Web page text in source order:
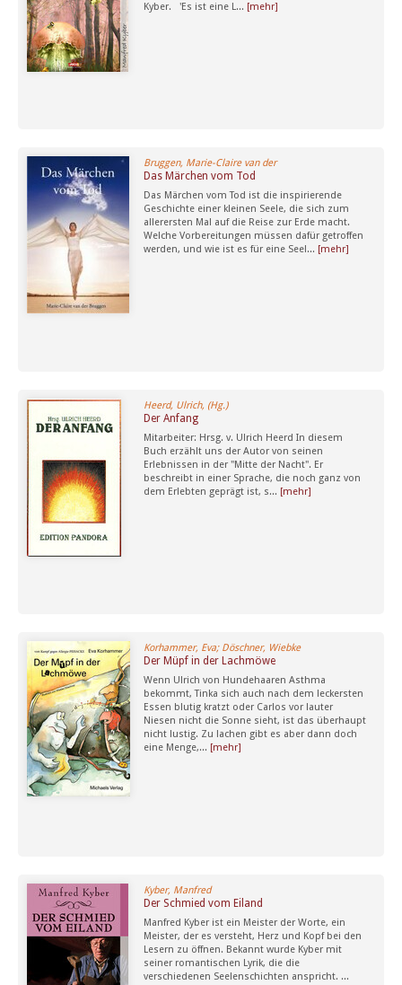
Kyber. 'Es ist eine L... [mehr]
Bruggen, Marie-Claire van der
Das Märchen vom Tod
Das Märchen vom Tod ist die inspirierende
Geschichte einer kleinen Seele, die sich zum
allerersten Mal auf die Reise zur Erde macht.
Welche Vorbereitungen müssen dafür getroffen
werden, und wie ist es für eine Seel... [mehr]
Heerd, Ulrich, (Hg.)
Der Anfang
Mitarbeiter: Hrsg. v. Ulrich Heerd In diesem
Buch erzählt uns der Autor von seinen
Erlebnissen in der "Mitte der Nacht". Er
beschreibt in einer Sprache, die noch ganz von
dem Erlebten geprägt ist, s... [mehr]
Korhammer, Eva; Döschner, Wiebke
Der Müpf in der Lachmöwe
Wenn Ulrich von Hundehaaren Asthma
bekommt, Tinka sich auch nach dem leckersten
Essen blutig kratzt oder Carlos vor lauter
Niesen nicht die Sonne sieht, ist das überhaupt
nicht lustig. Zu lachen gibt es aber dann doch
eine Menge,... [mehr]
Kyber, Manfred
Der Schmied vom Eiland
Manfred Kyber ist ein Meister der Worte, ein
Meister, der es versteht, Herz und Kopf bei den
Lesern zu öffnen. Bekannt wurde Kyber mit
seiner romantischen Lyrik, die die
verschiedenen Seelenschichten anspricht. ...